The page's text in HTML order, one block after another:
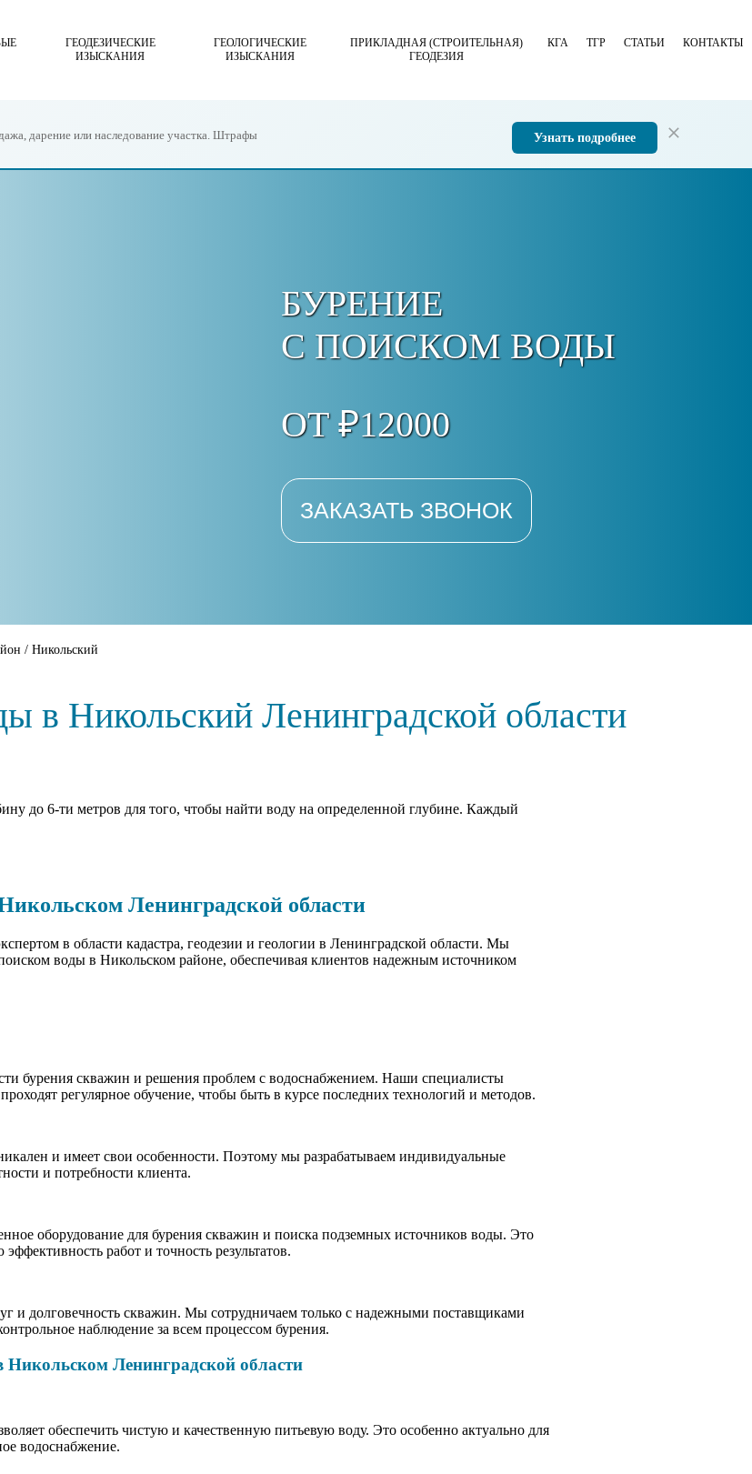
ГЕОДЕЗИЧЕСКИЕ
ИЗЫСКАНИЯ
ГЕОЛОГИЧЕСКИЕ
ИЗЫСКАНИЯ
ПРИКЛАДНАЯ (СТРОИТЕЛЬНАЯ)
ГЕОДЕЗИЯ
КГА ТГР СТАТЬИ КОНТАКТЫ
дарение или наследование участка. Штрафы
Узнать подробнее
БУРЕНИЕ
С ПОИСКОМ ВОДЫ
ОТ ₽12000
ЗАКАЗАТЬ ЗВОНОК
/ Никольский
в Никольский Ленинградской области
до 6-ти метров для того, чтобы найти воду на определенной глубине. Каждый
Ленинградской области
в области кадастра, геодезии и геологии в Ленинградской области. Мы
воды в Никольском районе, обеспечивая клиентов надежным источником
бурения скважин и решения проблем с водоснабжением. Наши специалисты
регулярное обучение, чтобы быть в курсе последних технологий и методов.
и имеет свои особенности. Поэтому мы разрабатываем индивидуальные
и потребности клиента.
оборудование для бурения скважин и поиска подземных источников воды. Это
работ и точность результатов.
и долговечность скважин. Мы сотрудничаем только с надежными поставщиками
наблюдение за всем процессом бурения.
Ленинградской области
обеспечить чистую и качественную питьевую воду. Это особенно актуально для
водоснабжение.